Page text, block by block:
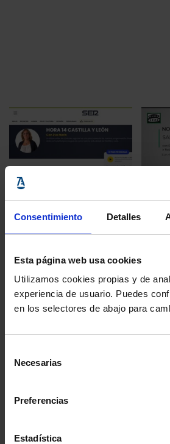
Consentimiento Detalles
Esta página web usa cookies
Utilizamos cookies propias y de
experiencia de usuario. Puedes
en los selectores de abajo para
Necesarias
Preferencias
Estadística
Abogacía en los Medios
21
MENÚ
Noticias